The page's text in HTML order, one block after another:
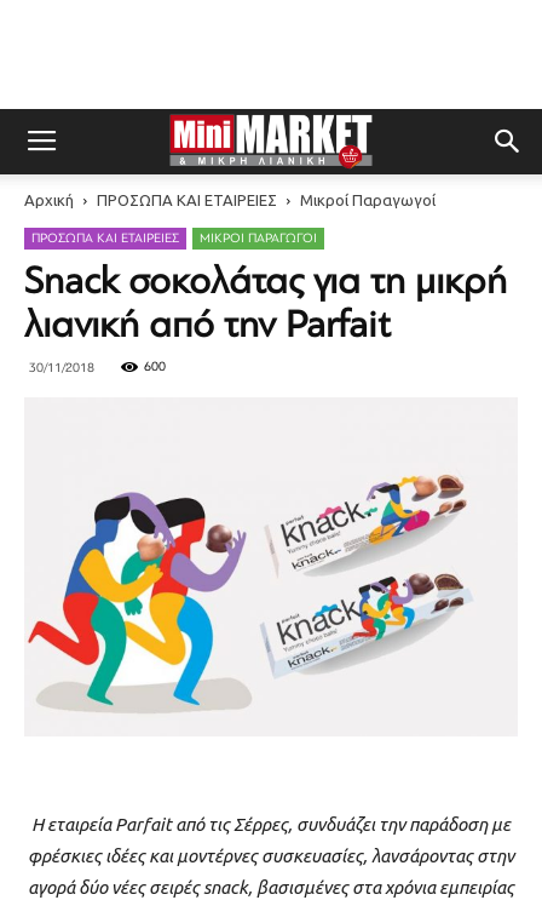
Αρχική ΠΡΟΣΩΠΑ ΚΑΙ ΕΤΑΙΡΕΙΕΣ Μικροί Παραγωγοί
ΠΡΟΣΩΠΑ ΚΑΙ ΕΤΑΙΡΕΙΕΣ ΜΙΚΡΟΊ ΠΑΡΑΓΩΓΟΊ
Snack σοκολάτας για τη μικρή
λιανική από την Parfait
30/11/2018 600
Η εταιρεία Parfait από τις Σέρρες, συνδυάζει την παράδοση με
φρέσκιες ιδέες και μοντέρνες συσκευασίες, λανσάροντας στην
αγορά δύο νέες σειρές snack, βασισμένες στα χρόνια εμπειρίας